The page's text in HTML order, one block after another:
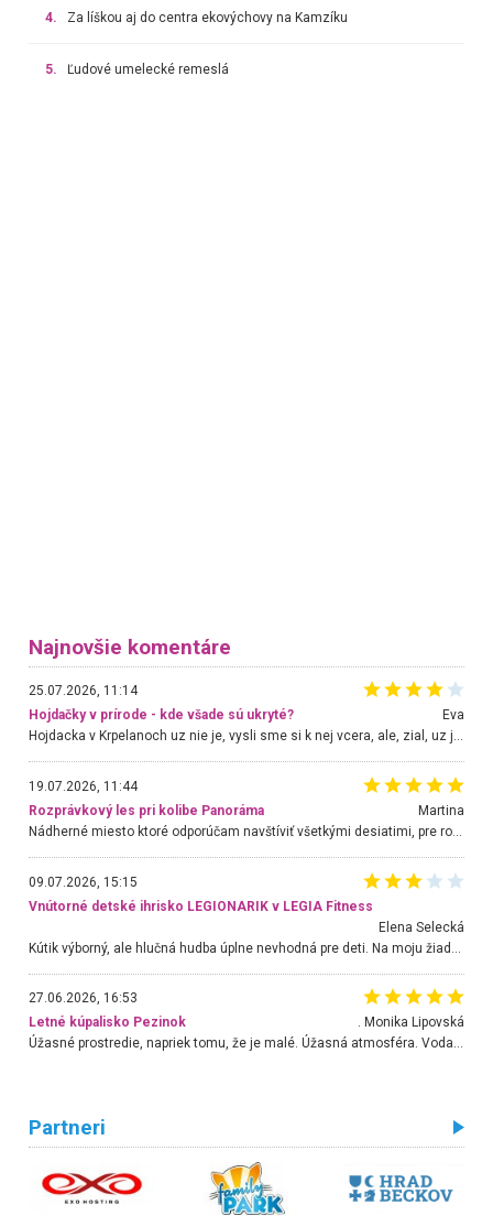
4. Za líškou aj do centra ekovýchovy na Kamzíku
5. Ľudové umelecké remeslá
Najnovšie komentáre
25.07.2026, 11:14
Hojdačky v prírode - kde všade sú ukryté?
Eva
Hojdacka v Krpelanoch uz nie je, vysli sme si k nej vcera, ale, zial, uz je znicena. Ak sem planujete cestu len kvoli hojdacke, mozete si ju usetrit. Krasny vyhlad je tu vsak aj bez hojdacky :-)
19.07.2026, 11:44
Rozprávkový les pri kolibe Panoráma
Martina
Nádherné miesto ktoré odporúčam navštíviť všetkými desiatimi, pre rodiny s deťmi, dôchodcom... Proste a jednoducho ozaj rozprávkový les.. určite ešte prídeme. Odniesli sme si na pamiatku krásne tričká,
09.07.2026, 15:15
Vnútorné detské ihrisko LEGIONARIK v LEGIA Fitness
Elena Selecká
27.06.2026, 16:53
Letné kúpalisko Pezinok
. Monika Lipovská
Úžasné prostredie, napriek tomu, že je malé. Úžasná atmosféra. Voda fantastická a nádherná. Ľudí je pomerne veľa, ale su mili a ohľaduplní. Je veľmi zaujímavé sledovať, ako dokážu spolu športovať cudzí ľudia a bez ohľadu na vek. Vládne tu pohoda. Vnuka neviem dostať z vody. Ďakujem za krásny deň . Urcite sa sem vrátim. Jediný problém je s parkovaním, ale aj ten sa mi podarilo vyriešiť. Monika Bratislava
Partneri